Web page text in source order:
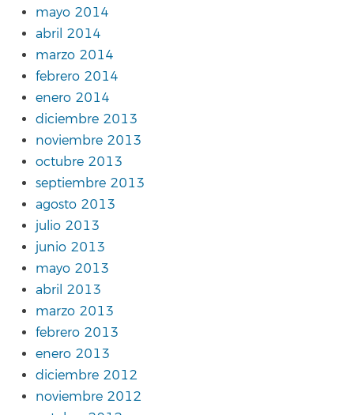
mayo 2014
abril 2014
marzo 2014
febrero 2014
enero 2014
diciembre 2013
noviembre 2013
octubre 2013
septiembre 2013
agosto 2013
julio 2013
junio 2013
mayo 2013
abril 2013
marzo 2013
febrero 2013
enero 2013
diciembre 2012
noviembre 2012